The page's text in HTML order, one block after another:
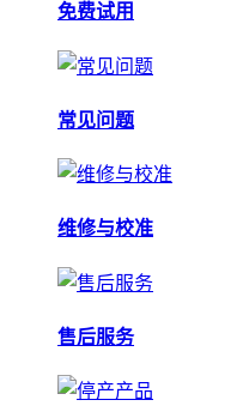
免费试用
常见问题
维修与校准
售后服务